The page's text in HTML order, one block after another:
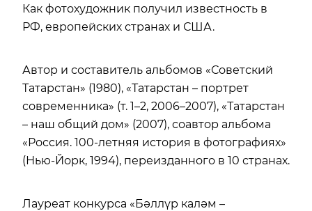
Как фотохудожник получил известность в
РФ, европейских странах и США.
Автор и составитель альбомов «Советский
Татарстан» (1980), «Татарстан – портрет
современника» (т. 1–2, 2006–2007), «Татарстан
– наш общий дом» (2007), соавтор альбома
«Россия. 100‑летняя история в фотографиях»
(Нью‑Йорк, 1994), переизданного в 10 странах.
Лауреат конкурса «Бәллүр каләм –